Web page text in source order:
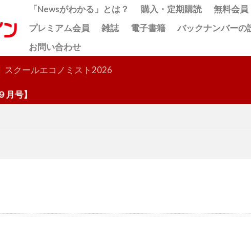
「Newsがわかる」とは？ 購入・定期購読
無料会員
プレミアム会員
雑誌 電子書籍
バックナンバーの
お問い合わせ
スクールエコノミスト2026
検索